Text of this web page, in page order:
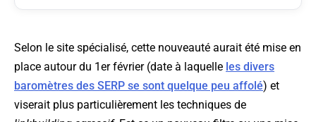
Selon le site spécialisé, cette nouveauté aurait été mise en
place autour du 1er février (date à laquelle les divers
baromètres des SERP se sont quelque peu affolé) et
viserait plus particulièrement les techniques de